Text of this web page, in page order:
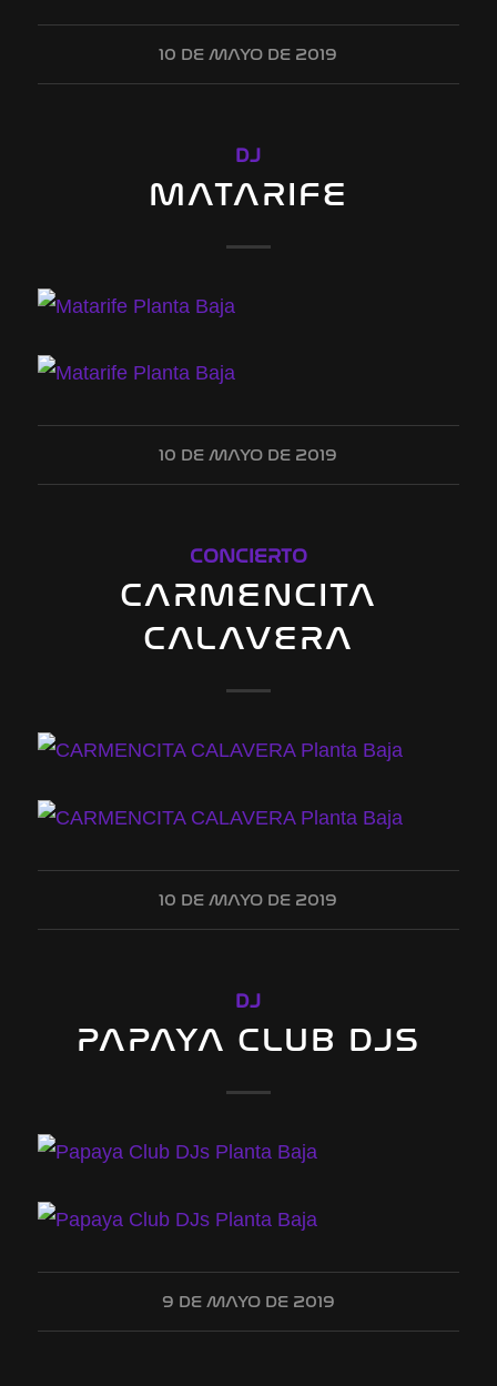
10 DE MAYO DE 2019
DJ
MATARIFE
10 DE MAYO DE 2019
CONCIERTO
CARMENCITA
CALAVERA
10 DE MAYO DE 2019
DJ
PAPAYA CLUB DJS
9 DE MAYO DE 2019